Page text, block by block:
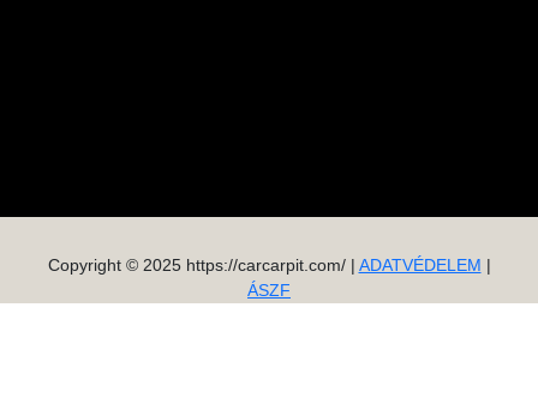
Copyright © 2025 https://carcarpit.com/ | ADATVÉDELEM |
ÁSZF